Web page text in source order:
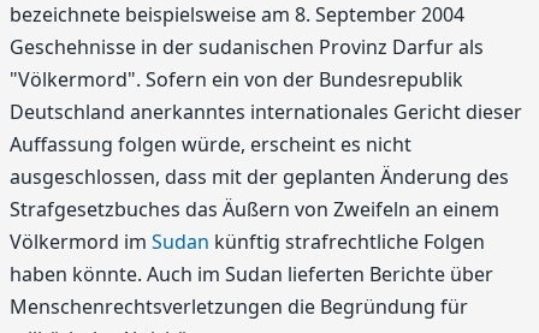
bezeichnete beispielsweise am 8. September 2004
Geschehnisse in der sudanischen Provinz Darfur als
"Völkermord". Sofern ein von der Bundesrepublik
Deutschland anerkanntes internationales Gericht dieser
Auffassung folgen würde, erscheint es nicht
ausgeschlossen, dass mit der geplanten Änderung des
Strafgesetzbuches das Äußern von Zweifeln an einem
Völkermord im Sudan künftig strafrechtliche Folgen
haben könnte. Auch im Sudan lieferten Berichte über
Menschenrechtsverletzungen die Begründung für